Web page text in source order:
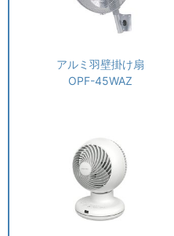
アルミ羽壁掛け扇
OPF-45WAZ